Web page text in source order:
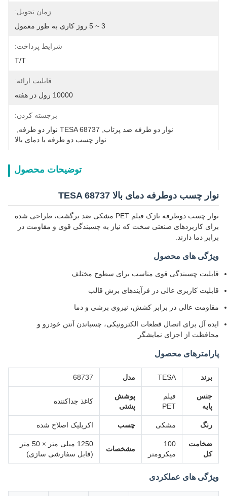
زمان تحویل:
3 ~ 5 روز کاری به طور معمول
شرایط پرداخت:
T/T
قابلیت ارائه:
10000 رول در هفته
برجسته کردن:
نوار دو طرفه ضد پرتاب
TESA 68737 نوار دو طرفه
نوار چسب دو طرفه با دمای بالا
توضیحات محصول
نوار چسب دوطرفه دمای بالا TESA 68737
نوار چسب دوطرفه نازک فیلم PET مشکی ضد برگشت، طراحی شده
برای کاربردهای صنعتی سخت که نیاز به چسبندگی قوی و مقاومت در
برابر دما دارند.
ویژگی های محصول
قابلیت چسبندگی قوی مناسب برای سطوح مختلف
قابلیت کاربری عالی در فرآیندهای برش قالب
مقاومت عالی در برابر کشش، نیروی برشی و دما
ایده آل برای اتصال قطعات الکترونیکی، چسباندن آنتن خودرو و
محافظت از اجزای نمایشگر
پارامترهای محصول
برند TESA مدل 68737
جنس
پایه
فیلم
PET
پوشش
پشتی
کاغذ جداکننده
رنگ مشکی چسب اکریلیک اصلاح شده
ضخامت
کل
100
میکرومتر
مشخصات
1250 میلی متر × 50 متر
(قابل سفارشی سازی)
ویژگی های عملکردی